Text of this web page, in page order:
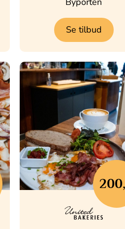
Se tilbud